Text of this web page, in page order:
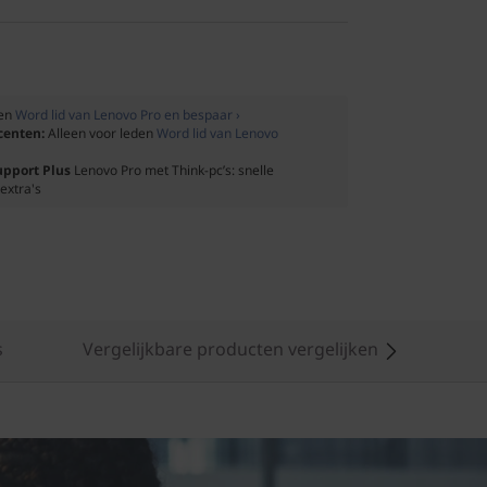
Word lid van Lenovo Pro en bespaar ›
Alleen voor leden Word lid van Lenovo
Plus Lenovo Pro met Think-pc’s: snelle
Vergelijkbare producten vergelijken